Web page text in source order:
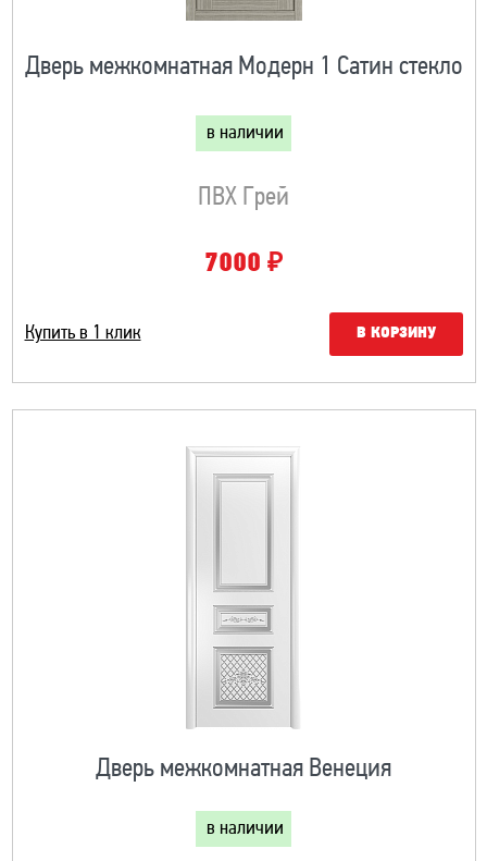
Дверь межкомнатная Модерн 1 Сатин стекло
в наличии
ПВХ Грей
7000 ₽
Купить в 1 клик В КОРЗИНУ
Дверь межкомнатная Венеция
в наличии